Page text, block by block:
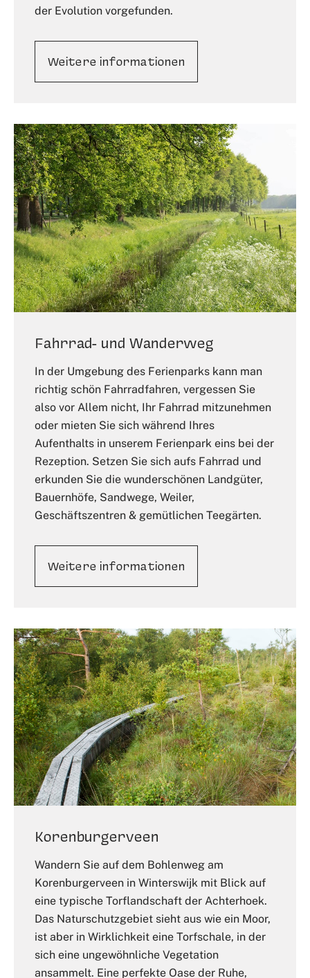
der Evolution vorgefunden.
Weitere informationen
Fahrrad- und Wanderweg
In der Umgebung des Ferienparks kann man
richtig schön Fahrradfahren, vergessen Sie
also vor Allem nicht, Ihr Fahrrad mitzunehmen
oder mieten Sie sich während Ihres
Aufenthalts in unserem Ferienpark eins bei der
Rezeption. Setzen Sie sich aufs Fahrrad und
erkunden Sie die wunderschönen Landgüter,
Bauernhöfe, Sandwege, Weiler,
Geschäftszentren & gemütlichen Teegärten.
Weitere informationen
Korenburgerveen
Wandern Sie auf dem Bohlenweg am
Korenburgerveen in Winterswijk mit Blick auf
eine typische Torflandschaft der Achterhoek.
Das Naturschutzgebiet sieht aus wie ein Moor,
ist aber in Wirklichkeit eine Torfschale, in der
sich eine ungewöhnliche Vegetation
ansammelt. Eine perfekte Oase der Ruhe,